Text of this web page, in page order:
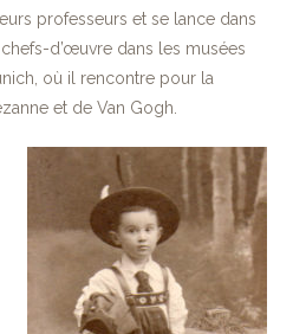
professeurs et se lance dans
d’œuvre dans les musées
où il rencontre pour la
et de Van Gogh.